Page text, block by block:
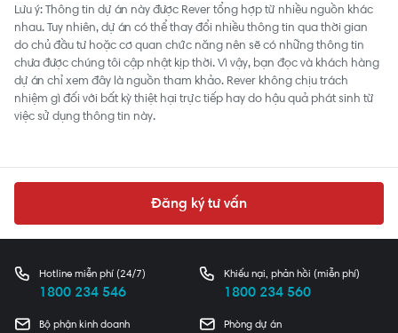
Lưu ý: Thông tin dự án này được Rever tổng hợp từ nhiều nguồn khác
nhau. Tuy nhiên, dự án có thể thay đổi nhiều thông tin qua thời gian
do chủ đầu tư hoặc cơ quan chức năng nên sẽ có những thông tin
chưa được chúng tôi cập nhật kịp thời. Vì vậy, bạn đọc và khách hàng
dự án chỉ xem đây là nguồn tham khảo. Rever không chịu trách
nhiệm gì đối với bất kỳ thiệt hại trực tiếp hay do hậu quả phát sinh từ
việc sử dụng thông tin này.
Đăng ký tư vấn
Hotline miễn phí (24/7)
1800 234 546
Khiếu nại, phản hồi (miễn phí)
1800 234 560
Bộ phận kinh doanh Phòng dự án